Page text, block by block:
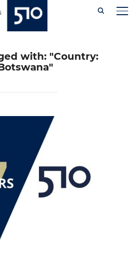
with: "Country: